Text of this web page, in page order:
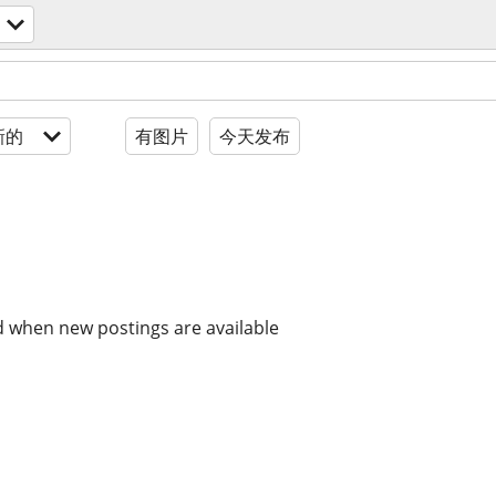
的 有图片 今天发布
new postings are available